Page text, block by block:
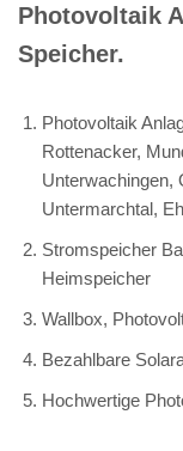
Photovoltaik
Speicher.
Photovoltaik
Rottenacker,
Unterwachingen,
Untermarchtal,
Stromspeicher
Heimspeicher
Wallbox,
Bezahlbare
Hochwertige